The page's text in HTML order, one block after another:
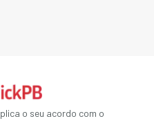
o seu acordo com o